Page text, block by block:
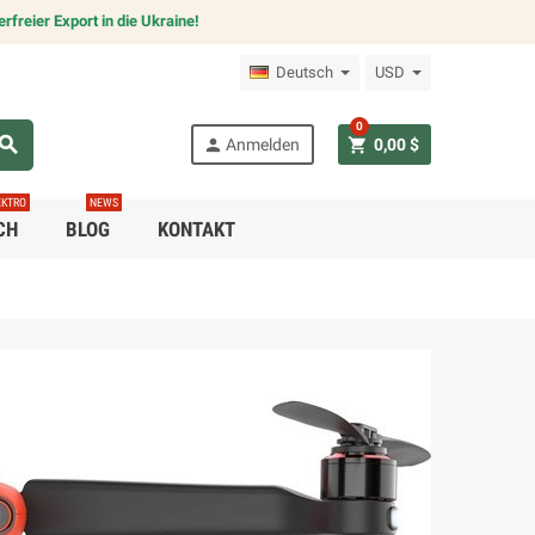
Export in die Ukraine!
Deutsch USD
person Anmelden shopping_cart 0,00 $
0
BLOG
NEWS
KONTAKT